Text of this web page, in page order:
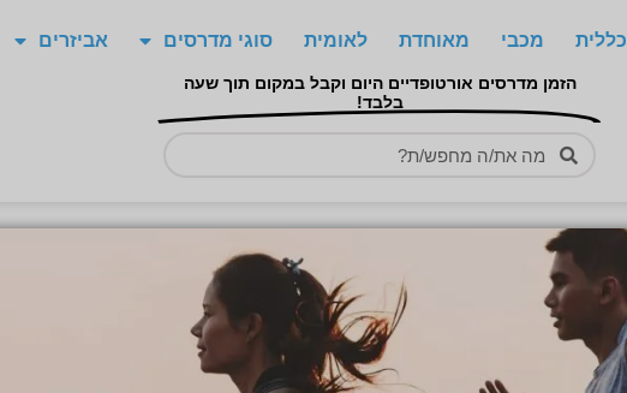
כללית מכבי מאוחדת לאומית סוגי מדרסים אביזרים
הזמן מדרסים אורטופדיים היום וקבל במקום תוך שעה
בלבד!